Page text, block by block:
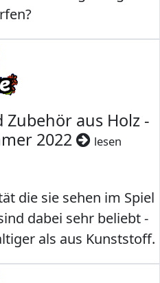
aus Holz -
2022
lesen
die sie sehen im Spiel
dabei sehr beliebt -
als aus Kunststoff.